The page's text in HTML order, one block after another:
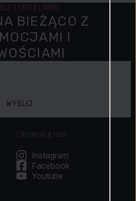
ELNINO
BIEŻĄCO Z
I
WYŚLIJ
Obserwuj nas
Instagram
Facebook
Youtube